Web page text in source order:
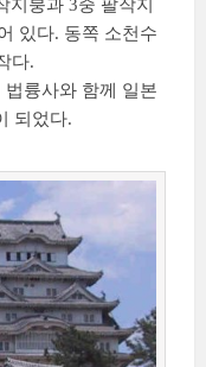
지붕과 3중 팔작지
있다. 동쪽 소천수
다.
법륭사와 함께 일본
되었다.